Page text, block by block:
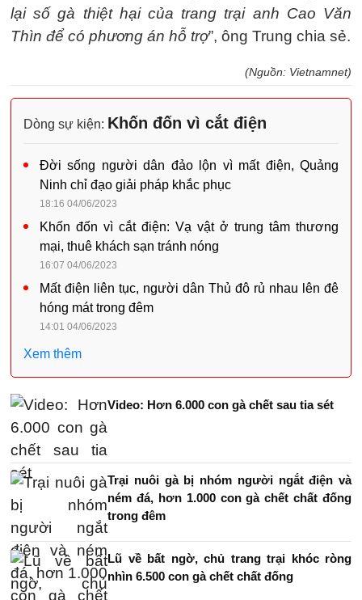
lại số gà thiệt hại của trang trại anh Cao Văn
Thìn để có phương án hỗ trợ”, ông Trung chia sẻ.
(Nguồn: Vietnamnet)
Dòng sự kiện: Khốn đốn vì cắt điện
Đời sống người dân đảo lộn vì mất điện, Quảng
Ninh chỉ đạo giải pháp khắc phục
18:16 04/06/2023
Khốn đốn vì cắt điện: Vạ vật ở trung tâm thương
mại, thuê khách sạn tránh nóng
16:07 04/06/2023
Mất điện liên tục, người dân Thủ đô rủ nhau lên đê
hóng mát trong đêm
14:01 04/06/2023
Xem thêm
Video: Hơn 6.000 con gà chết sau tia sét
Trại nuôi gà bị nhóm người ngắt điện và
ném đá, hơn 1.000 con gà chết chất đống
trong đêm
Lũ về bất ngờ, chủ trang trại khóc ròng
nhìn 6.500 con gà chết chất đống